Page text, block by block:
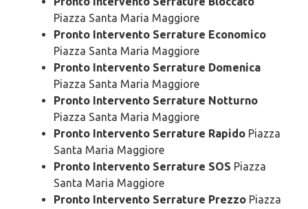
Piazza Santa Maria Maggiore
Pronto Intervento Serrature Economico
Piazza Santa Maria Maggiore
Pronto Intervento Serrature Domenica
Piazza Santa Maria Maggiore
Pronto Intervento Serrature Notturno
Piazza Santa Maria Maggiore
Pronto Intervento Serrature Rapido Piazza
Santa Maria Maggiore
Pronto Intervento Serrature SOS Piazza
Santa Maria Maggiore
Pronto Intervento Serrature Prezzo Piazza